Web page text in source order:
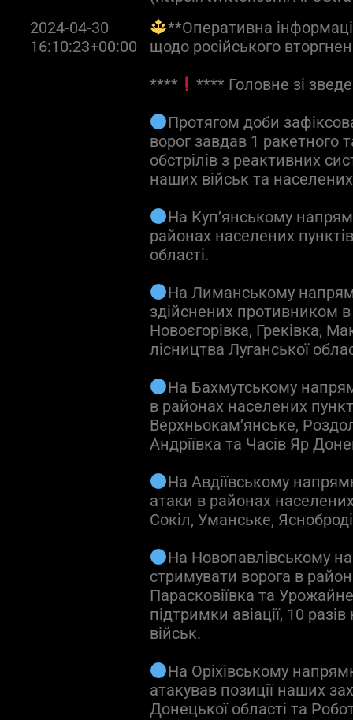
2024-04-30
16:10:23+00:00
**Оперативна
щодо російського
****
**** Головне зі
Протягом доби
ворог завдав 1 ракетного
обстрілів з реактивних
наших військ та
На Куп’янському
районах населених
області.
На Лиманському
здійснених противником
Новоєгорівка, Греківка,
лісництва Луганської
На Бахмутському
в районах населених
Верхньокам’янське,
Андріївка та Часів Яр
На Авдіївському
атаки в районах
Сокіл, Уманське,
На Новопавлівському
стримувати ворога в
Парасковіївка та
підтримки авіації, 10
військ.
На Оріхівському
атакував позиції наших
Донецької області та